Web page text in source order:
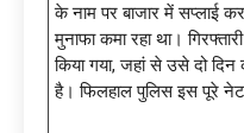
के नाम पर बाजार में सप्लाई
मुनाफा कमा रहा था।
किया गया, जहां से उसे दो दिन
है। फिलहाल पुलिस इस पूरे